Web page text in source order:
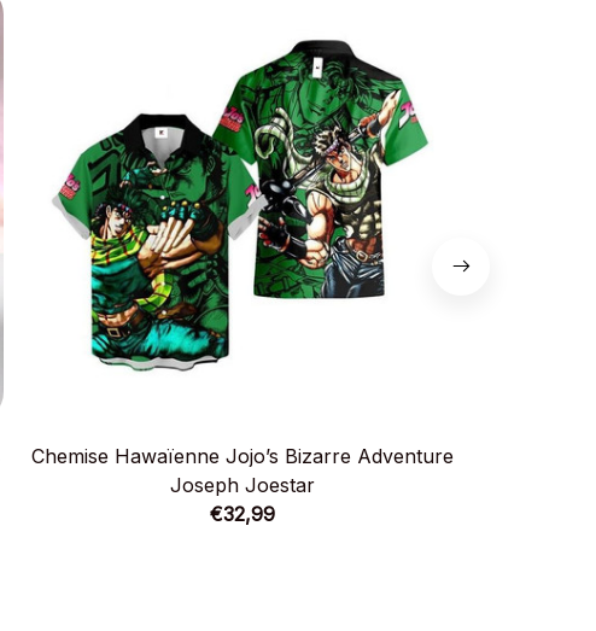
Chemise Hawaïenne Jojo’s Bizarre Adventure
Joseph Joestar
€32,99